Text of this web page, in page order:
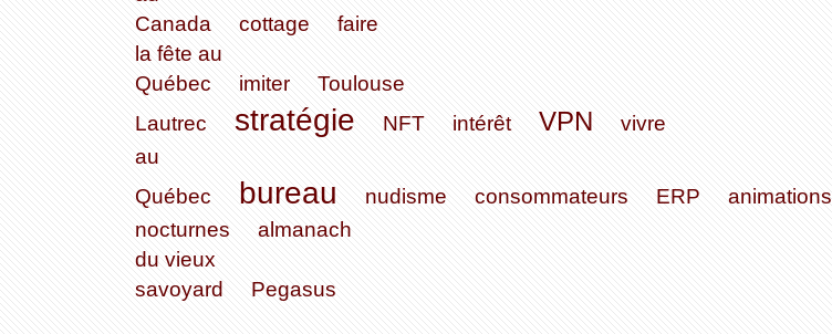
Canada
cottage
faire
la fête au
Québec
imiter
Toulouse
Lautrec
stratégie NFT intérêt VPN
vivre
au
Québec
bureau nudisme consommateurs ERP
animations
nocturnes
almanach
du vieux
savoyard
Pegasus